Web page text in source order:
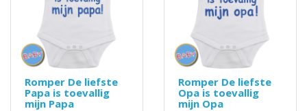
Romper De liefste
Papa is toevallig
mijn Papa
Romper De liefste
Opa is toevallig
mijn Opa